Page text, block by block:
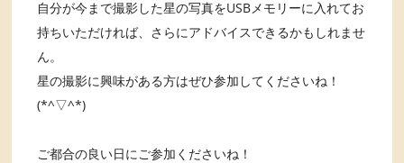
自分が今まで撮影した星の写真をUSBメモリーに入れてお
持ちいただければ、さらにアドバイスできるかもしれませ
ん。
星の撮影に興味がある方はぜひ参加してくださいね！
(*^▽^*)
ご都合の良い日にご参加くださいね！